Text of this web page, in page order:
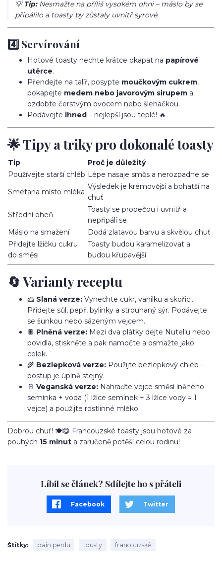
💡 Tip:Nesmažte na příliš vysokém ohni – máslo by se
připálilo a toasty by zůstaly uvnitř syrové.
4️⃣ Servírování
Hotové toasty nechte krátce okapat na papírové
utěrce.
Přendejte na talíř, posypte moučkovým cukrem,
pokapejte medem nebo javorovým sirupem a
ozdobte čerstvým ovocem nebo šlehačkou.
Podávejte ihned – nejlepší jsou teplé! 🔥
🌟 Tipy a triky pro dokonalé toasty
Tip
Proč je důležitý
Používejte starší chléb Lépe nasaje směs a nerozpadne se
Smetana místo mléka
Výsledek je krémovější a bohatší na
chuť
Střední oheň
Toasty se propečou i uvnitř a
nepřipálí se
Máslo na smažení
Dodá zlatavou barvu a skvělou chuť
Přidejte lžičku cukru
do směsi
Toasty budou karamelizovat a
budou křupavější
🔄 Varianty receptu
🧀 Slaná verze: Vynechte cukr, vanilku a skořici.
Přidejte sůl, pepř, bylinky a strouhaný sýr. Podávejte
se šunkou nebo sázeným vejcem.
🍫 Plněná verze: Mezi dva plátky dejte Nutellu nebo
povidla, stiskněte a pak namočte a osmažte jako
celek.
🌾 Bezlepková verze: Použijte bezlepkový chléb –
postup je úplně stejný.
🥛 Veganská verze: Nahraďte vejce směsí lněného
semínka + voda (1 lžíce semínek + 3 lžíce vody = 1
vejce) a použijte rostlinné mléko.
Dobrou chuť! 🍽️😋 Francouzské toasty jsou hotové za
pouhých 15 minut a zaručeně potěší celou rodinu!
Líbil se článek? Sdílejte ho s přáteli
Facebook Twitter
Štítky pain perdu tousty francouzské